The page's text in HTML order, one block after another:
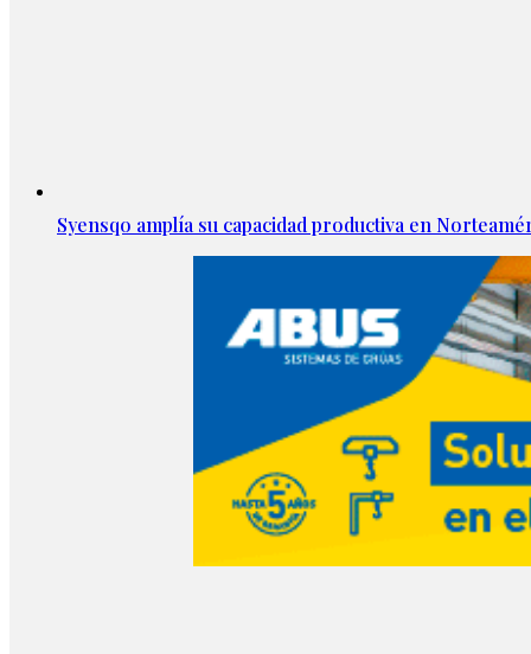
Syensqo amplía su capacidad productiva en